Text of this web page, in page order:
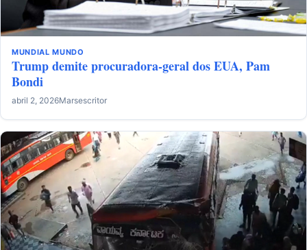
MUNDIAL MUNDO
Trump demite procuradora-geral dos EUA, Pam
Bondi
abril 2, 2026Marsescritor